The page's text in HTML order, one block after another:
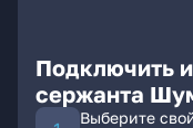
Подключить
сержанта
Выберите